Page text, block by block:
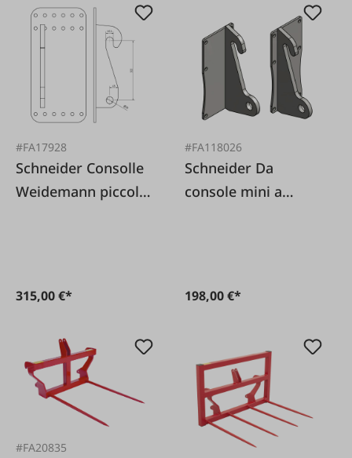
#FA17928
Schneider Consolle
Weidemann piccola
315,00 €*
#FA118026
Schneider Da
console mini a
198,00 €*
#FA20835